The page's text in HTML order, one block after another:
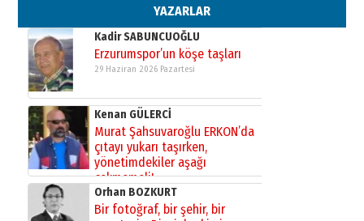
YAZARLAR
02 Ağustos 2026 Pazar
Kadir SABUNCUOĞLU
Erzurumspor’un köşe taşları
29 Haziran 2026 Pazartesi
Kenan GÜLERCİ
Murat Şahsuvaroğlu ERKON’da
çıtayı yukarı taşırken,
yönetimdekiler aşağı
çekmemeli!
17 Şubat 2026 SalıOrhan BOZKURT
Bir fotoğraf, bir şehir, bir